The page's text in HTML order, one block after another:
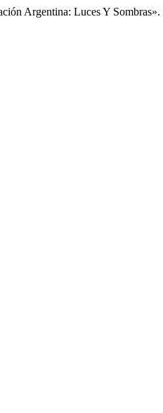
Argentina: Luces Y Sombras».